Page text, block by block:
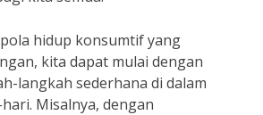
hidup konsumtif yang
kita dapat mulai dengan
langkah sederhana di dalam
Misalnya, dengan